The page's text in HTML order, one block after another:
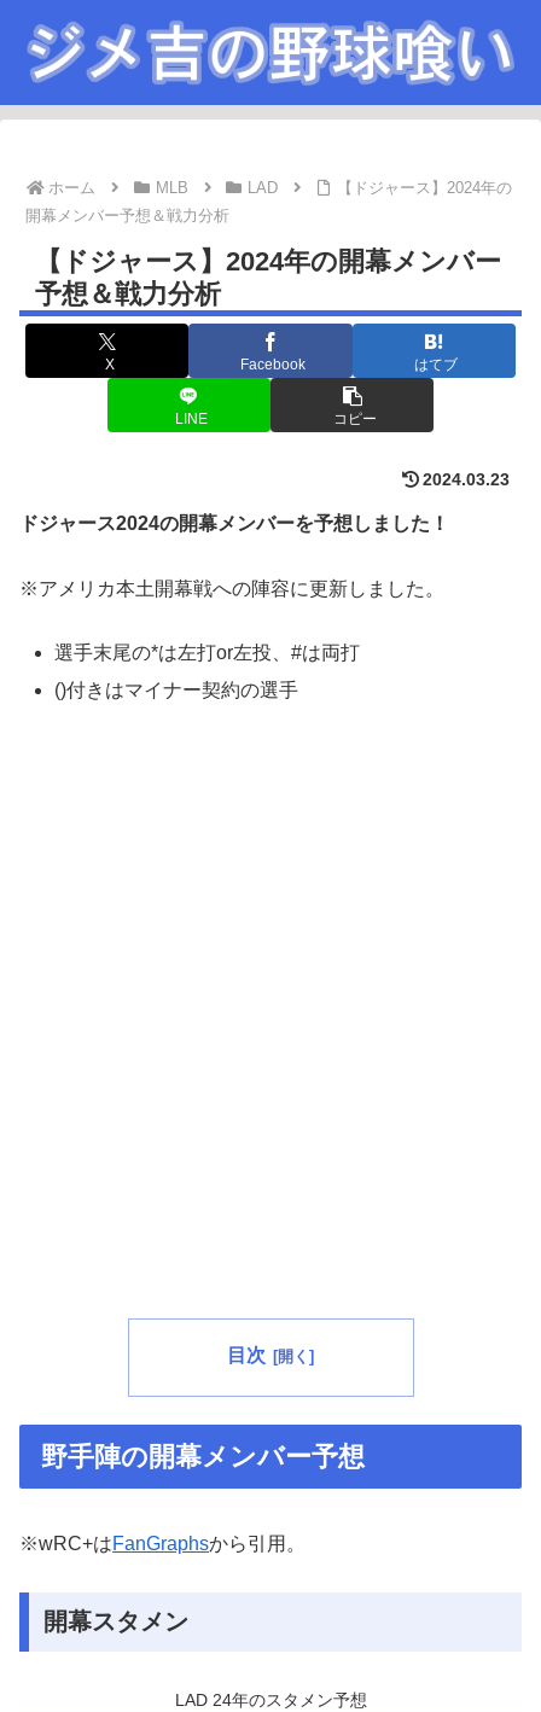
ホーム MLB LAD
【ドジャース】2024年の
開幕メンバー予想＆戦力分析
【ドジャース】2024年の開幕メンバー
予想＆戦力分析
X Facebook はてブ
LINE コピー
2024.03.23
ドジャース2024の開幕メンバーを予想しました！
※アメリカ本土開幕戦への陣容に更新しました。
選手末尾の*は左打or左投、#は両打
()付きはマイナー契約の選手
目次
野手陣の開幕メンバー予想
※wRC+はFanGraphsから引用。
開幕スタメン
LAD 24年のスタメン予想